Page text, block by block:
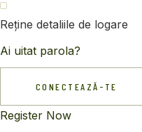
Reține detaliile de logare
Ai uitat parola?
CONECTEAZĂ-TE
Register Now